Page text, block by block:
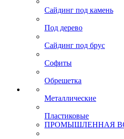
Сайдинг под камень
Под дерево
Сайдинг под брус
Софиты
Обрешетка
Металлические
Пластиковые
ПРОМЫШЛЕННАЯ